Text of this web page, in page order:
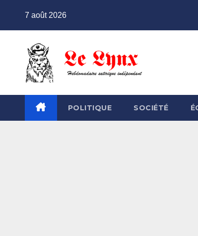
7 août 2026
POLITIQUE SOCIÉTÉ